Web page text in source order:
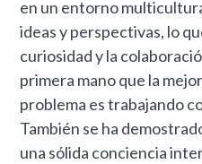
en un entorno
ideas y perspectivas, lo
curiosidad y la
primera mano que la
problema es trabajando
También se ha
una sólida conciencia